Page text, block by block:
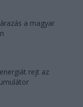
a magyar
rejt az